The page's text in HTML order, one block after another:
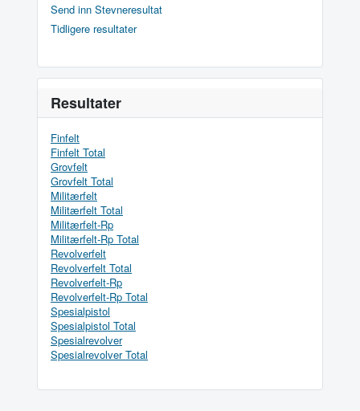
Send inn Stevneresultat
Tidligere resultater
Resultater
Finfelt
Finfelt Total
Grovfelt
Grovfelt Total
Militærfelt
Militærfelt Total
Militærfelt-Rp
Militærfelt-Rp Total
Revolverfelt
Revolverfelt Total
Revolverfelt-Rp
Revolverfelt-Rp Total
Spesialpistol
Spesialpistol Total
Spesialrevolver
Spesialrevolver Total